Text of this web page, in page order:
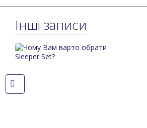
Інші записи